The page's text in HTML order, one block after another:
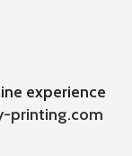
experience
printing.com